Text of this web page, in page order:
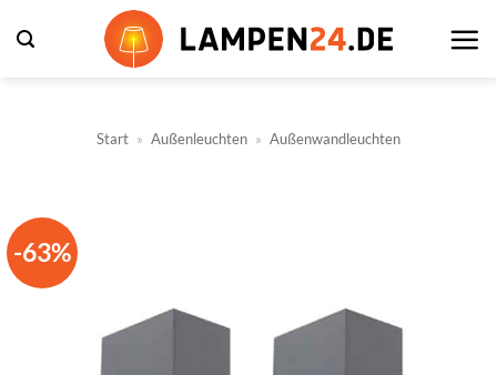
Inhalt
Start » Außenleuchten » Außenwandleuchten
-63%